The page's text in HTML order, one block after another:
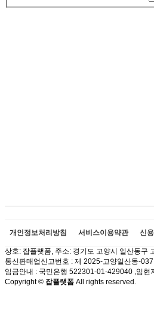
개인정보처리방침 서비스이용약관 신
상호: 잡플랫폼, 주소: 경기도 고양시 일산동
통신판매업신고번호 : 제 2025-고양일산동-
임금안내 : 국민은행 522301-01-429040 ,임
Copyright © 잡플랫폼 All rights reserved.